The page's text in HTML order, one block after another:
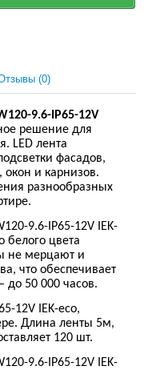
(0)
9.6-IP65-12V
решение для
LED лента
фасадов,
окон и карнизов.
разнообразных
9.6-IP65-12V IEK-
белого цвета
не мерцают и
что обеспечивает
до 50 000 часов.
12V IEK-eco,
Длина ленты 5м,
120 шт.
9.6-IP65-12V IEK-